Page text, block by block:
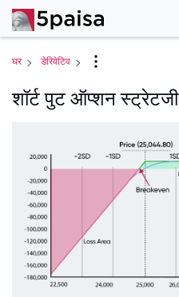
घर डेरिवेटिव
शॉर्ट पुट ऑप्शन स्ट्रेटजी